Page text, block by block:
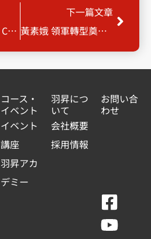
隆重介紹-Google Cloud VMware Engine
下一篇文章
黃素娥 領軍轉型奠定優勢
Next
コース・
イベント
イベント
講座
羽昇アカ
デミー
羽昇につ
いて
会社概要
採用情報
お問い合
わせ
F
a
Y
o
L
i
L
i